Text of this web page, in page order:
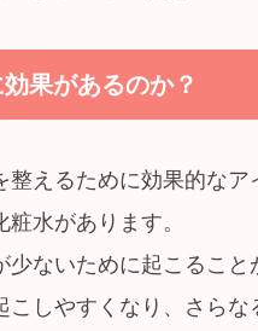
果があるのか？
えるために効果的な
水があります。
少ないために起こるこ
こしやすくなり、さら